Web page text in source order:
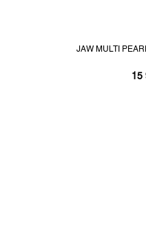
JAW MULTI
15